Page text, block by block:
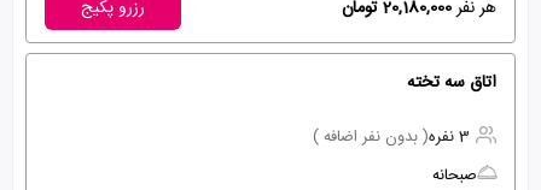
هر نفر20,180,000 تومان رزرو پکیج
اتاق سه تخته
3 نفره
( بدون نفر اضافه )
صبحانه